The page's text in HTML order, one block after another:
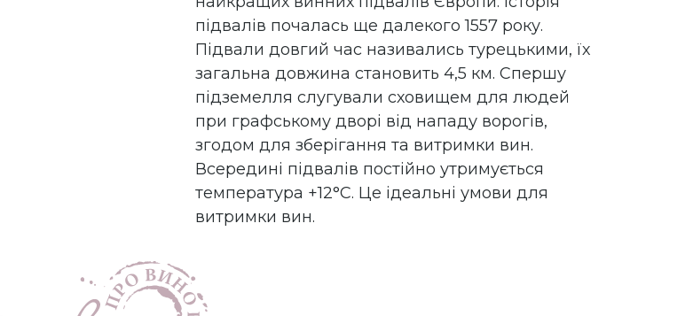
підвалів почалась ще далекого 1557 року.
Підвали довгий час називались турецькими, їх
загальна довжина становить 4,5 км. Спершу
підземелля слугували сховищем для людей
при графському дворі від нападу ворогів,
згодом для зберігання та витримки вин.
Всередині підвалів постійно утримується
температура +12°С. Це ідеальні умови для
витримки вин.